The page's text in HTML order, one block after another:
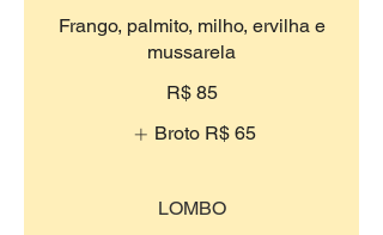
Frango, palmito, milho, ervilha e
mussarela
R$ 85
Broto R$ 65
LOMBO